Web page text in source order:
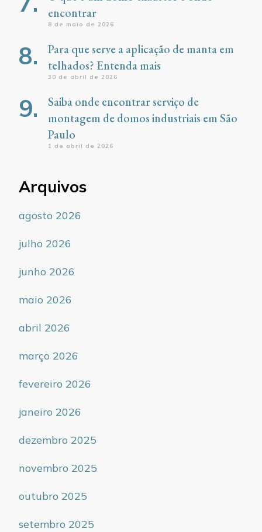
encontrar
8 de maio de 2026
Para que serve a aplicação de manta em
telhados? Entenda mais
30 de abril de 2026
Saiba onde encontrar serviço de
montagem de domos industriais em São
Paulo
1 de abril de 2026
Arquivos
agosto 2026
julho 2026
junho 2026
maio 2026
abril 2026
março 2026
fevereiro 2026
janeiro 2026
dezembro 2025
novembro 2025
outubro 2025
setembro 2025